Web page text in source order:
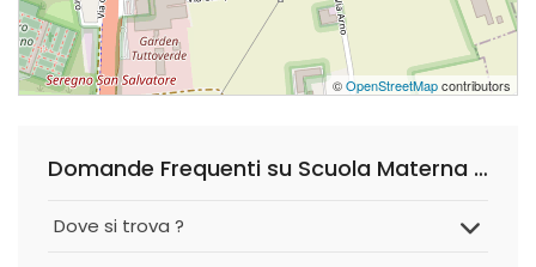
©OpenStreetMapcontributors
Domande Frequenti su Scuola Materna Ottolina Silva
Dove si trova ?